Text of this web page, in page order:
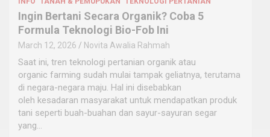
Ingin Bertani Secara Organik? Coba 5
Formula Teknologi Bio-Fob Ini
March 12, 2026 Novita Awalia Rahmah
Saat ini, tren teknologi pertanian organik atau
organic farming sudah mulai tampak geliatnya, terutama
di negara-negara maju. Hal ini disebabkan
oleh kesadaran masyarakat untuk mendapatkan produk
tani seperti buah-buahan dan sayur-sayuran segar
yang…